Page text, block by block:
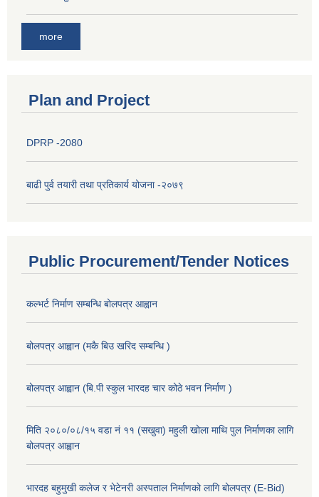
more
Plan and Project
DPRP -2080
बाढी पुर्व तयारी तथा प्रतिकार्य योजना -२०७९
Public Procurement/Tender Notices
कल्भर्ट निर्माण सम्बन्धि बोलपत्र आह्वान
बोलपत्र आह्वान (मकै बिउ खरिद सम्बन्धि )
बोलपत्र आह्वान (बि.पी स्कुल भारदह चार कोठे भवन निर्माण )
मिति २०८०/०८/१५ वडा नं ११ (सखुवा) महुली खोला माथि पुल निर्माणका लागि
बोलपत्र आह्वान
भारदह बहुमुखी कलेज र भेटेनरी अस्पताल निर्माणको लागि बोलपत्र (E-Bid)